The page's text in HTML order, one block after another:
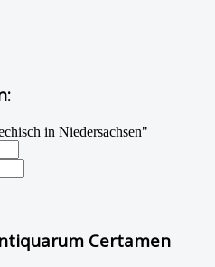
in Niedersachsen"
Certamen